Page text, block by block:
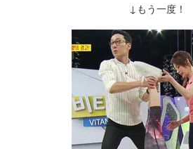
↓もう一度！